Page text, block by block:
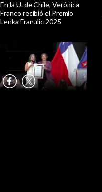
En la U. de Chile, Verónica
Franco recibió el Premio
Lenka Franulic 2025